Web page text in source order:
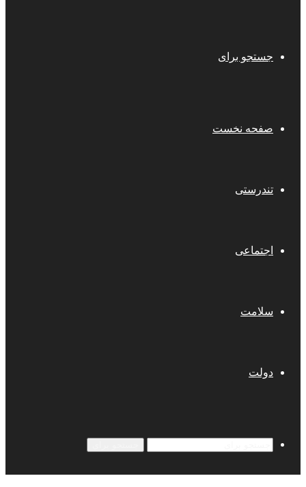
جستجو برای
صفحه نخست
تندرستی
اجتماعی
سلامت
دولت